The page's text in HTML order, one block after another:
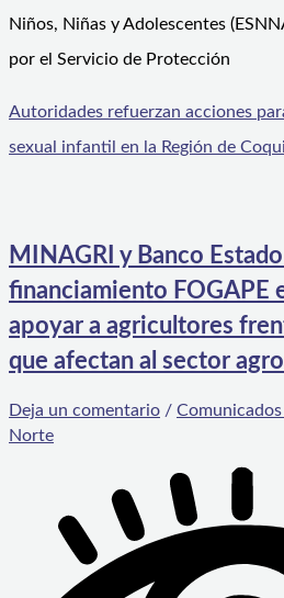
Niños, Niñas y Adolescentes
por el Servicio de Protección
Autoridades refuerzan acciones
sexual infantil en la Región de
MINAGRI y Banco
financiamiento FOGAPE
apoyar a agricultores
que afectan al sector
Deja un comentario / Comunicados
Norte